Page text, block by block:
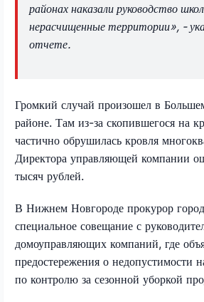
районах наказали руководство
нерасчищенные территории», -
отчете.
Громкий случай произошел в
районе. Там из-за скопившегося на
частично обрушилась кровля
Директора управляющей компании
тысяч рублей.
В Нижнем Новгороде прокурор
специальное совещание с
домоуправляющих компаний, где
предостережения о недопустимости
по контролю за сезонной уборкой